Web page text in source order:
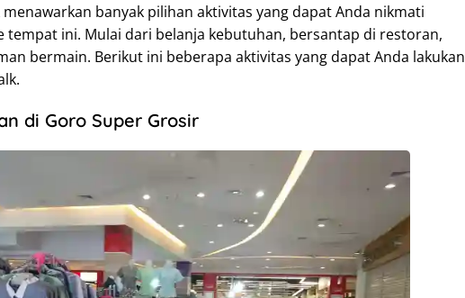
banyak pilihan aktivitas yang dapat Anda nikmati
tempat ini. Mulai dari belanja kebutuhan, bersantap di restoran,
bermain. Berikut ini beberapa aktivitas yang dapat Anda lakukan
di Goro Super Grosir